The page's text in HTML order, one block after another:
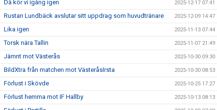
Då kör vi igång igen 2025-12-17 07:41
Rustan Lundbäck avslutar sitt uppdrag som huvudtränare 2025-12-09 14:47
Lika igen 2025-11-13 07:44
Torsk nära Tallin 2025-11-07 21:49
Jämnt mot Västerås 2025-10-30 09:30
BildXtra från matchen mot VästeråsIrsta 2025-10-30 08:53
Förlust i Skövde 2025-10-25 17:27
Förlust hemma mot IF Hallby 2025-10-13 08:13